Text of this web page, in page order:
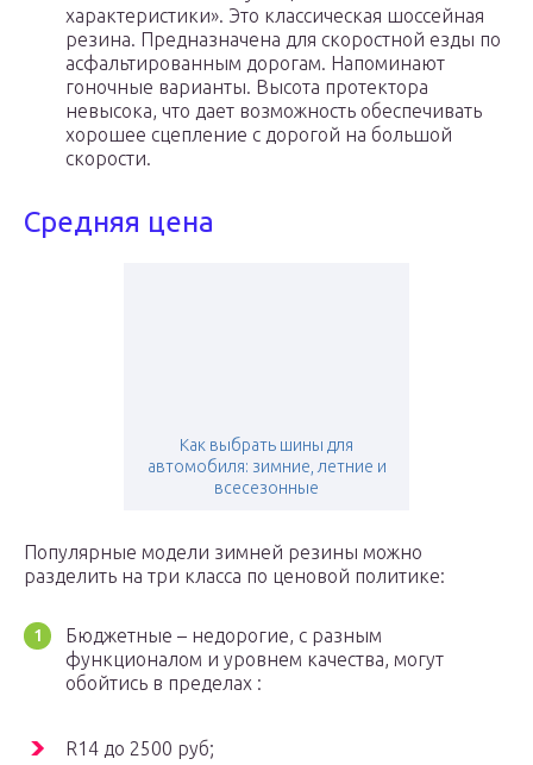
характеристики». Это классическая шоссейная
резина. Предназначена для скоростной езды по
асфальтированным дорогам. Напоминают
гоночные варианты. Высота протектора
невысока, что дает возможность обеспечивать
хорошее сцепление с дорогой на большой
скорости.
Средняя цена
Как выбрать шины для
автомобиля: зимние, летние и
всесезонные
Популярные модели зимней резины можно
разделить на три класса по ценовой политике:
Бюджетные – недорогие, с разным
функционалом и уровнем качества, могут
обойтись в пределах :
R14 до 2500 руб;